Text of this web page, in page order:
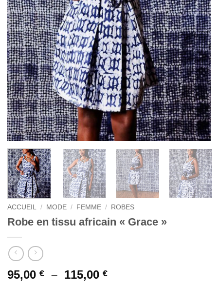
ACCUEIL / MODE / FEMME / ROBES
Robe en tissu africain « Grace »
95,00 € – 115,00 €Plage